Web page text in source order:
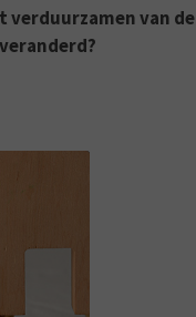
verduurzamen van de